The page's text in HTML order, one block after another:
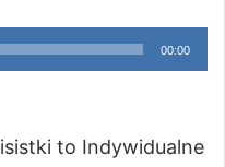
00:00
to Indywidualne